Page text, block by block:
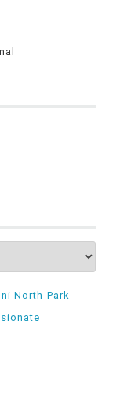
North Park -